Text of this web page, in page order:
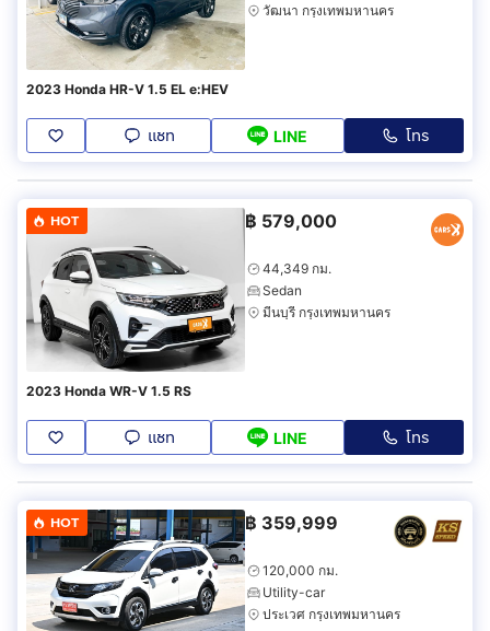
วัฒนา กรุงเทพมหานคร
2023 Honda HR-V 1.5 EL e:HEV
แชท LINE โทร
HOT ฿ 579,000
44,349 กม.
Sedan
มีนบุรี กรุงเทพมหานคร
2023 Honda WR-V 1.5 RS
แชท LINE โทร
HOT ฿ 359,999
120,000 กม.
Utility-car
ประเวศ กรุงเทพมหานคร